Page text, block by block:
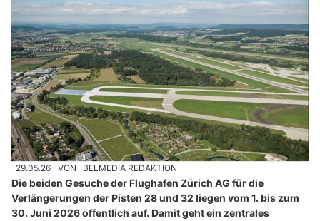
29.05.26 VON BELMEDIA REDAKTION
Die beiden Gesuche der Flughafen Zürich AG für die
Verlängerungen der Pisten 28 und 32 liegen vom 1. bis zum
30. Juni 2026 öffentlich auf. Damit geht ein zentrales